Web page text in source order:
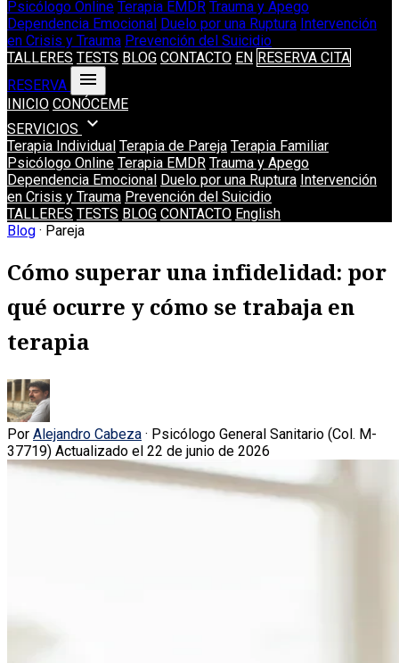
Psicólogo Online Terapia EMDR Trauma y Apego
Dependencia Emocional Duelo por una Ruptura Intervención
en Crisis y Trauma Prevención del Suicidio
TALLERES TESTS BLOG CONTACTO EN RESERVA CITA
RESERVA
menu
INICIO CONÓCEME
SERVICIOS expand_more
Terapia Individual Terapia de Pareja Terapia Familiar
Psicólogo Online Terapia EMDR Trauma y Apego
Dependencia Emocional Duelo por una Ruptura Intervención
en Crisis y Trauma Prevención del Suicidio
TALLERES TESTS BLOG CONTACTO English
Blog · Pareja
Cómo superar una infidelidad: por
qué ocurre y cómo se trabaja en
terapia
Por Alejandro Cabeza · Psicólogo General Sanitario (Col. M-
37719) Actualizado el 22 de junio de 2026